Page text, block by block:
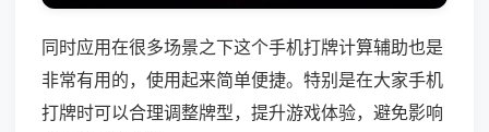
同时应用在很多场景之下这个手机打牌计算辅助也是
非常有用的，使用起来简单便捷。特别是在大家手机
打牌时可以合理调整牌型，提升游戏体验，避免影响